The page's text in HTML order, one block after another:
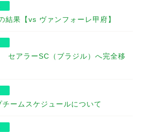
結果【vs ヴァンフォーレ甲府】
セアラーSC（ブラジル）へ完全移
ームスケジュールについて